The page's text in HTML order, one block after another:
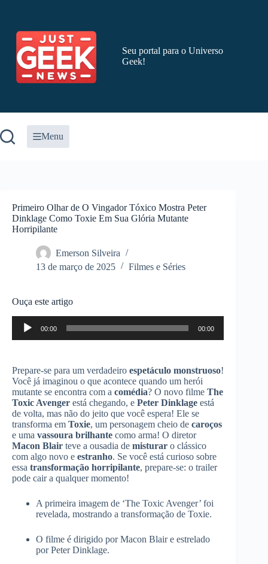
conteúdo
Seu portal para o Universo
Geek!
Menu
Primeiro Olhar de O Vingador Tóxico Mostra Peter
Dinklage Como Toxie Em Sua Glória Mutante
Horripilante
Emerson Silveira
13 de março de 2025
Filmes e Séries
Ouça este artigo
Tocador
áudio
00:00 00:00
Prepare-se para um verdadeiro espetáculo monstruoso!
Você já imaginou o que acontece quando um herói
mutante se encontra com a comédia? O novo filme The
Toxic Avenger está chegando, e Peter Dinklage está
de volta, mas não do jeito que você espera! Ele se
transforma em Toxie, um personagem cheio de caroços
e uma vassoura brilhante como arma! O diretor
Macon Blair teve a ousadia de misturar o clássico
com algo novo e estranho. Se você está curioso sobre
essa transformação horripilante, prepare-se: o trailer
pode cair a qualquer momento!
A primeira imagem de ‘The Toxic Avenger’ foi
revelada, mostrando a transformação de Toxie.
O filme é dirigido por Macon Blair e estrelado
por Peter Dinklage.